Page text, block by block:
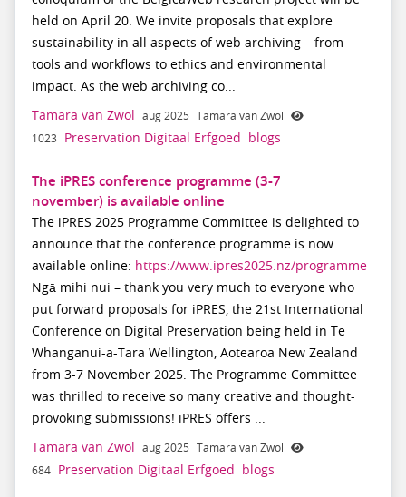
held on April 20. We invite proposals that explore
sustainability in all aspects of web archiving – from
tools and workflows to ethics and environmental
impact. As the web archiving co...
Tamara van Zwol aug 2025 Tamara van Zwol
1023 Preservation Digitaal Erfgoed blogs
The iPRES conference programme (3-7
november) is available online
The iPRES 2025 Programme Committee is delighted to
announce that the conference programme is now
available online: https://www.ipres2025.nz/programme
Ngā mihi nui – thank you very much to everyone who
put forward proposals for iPRES, the 21st International
Conference on Digital Preservation being held in Te
Whanganui-a-Tara Wellington, Aotearoa New Zealand
from 3-7 November 2025. The Programme Committee
was thrilled to receive so many creative and thought-
provoking submissions! iPRES offers ...
Tamara van Zwol aug 2025 Tamara van Zwol
684 Preservation Digitaal Erfgoed blogs